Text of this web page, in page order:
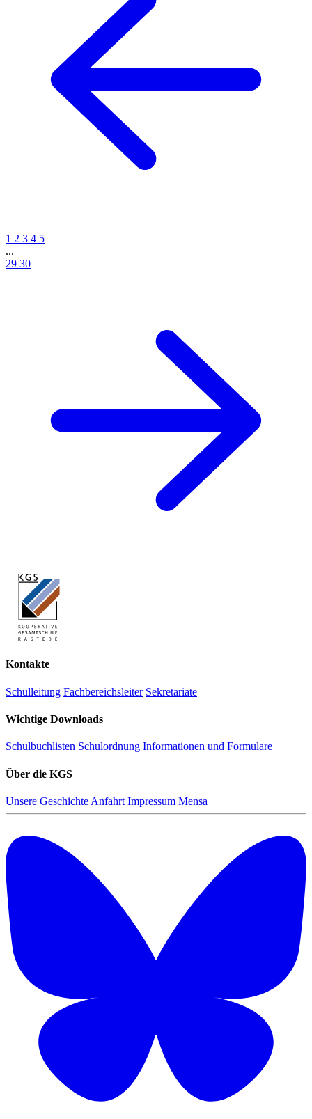
1 2 3 4 5
...
29 30
Kontakte
Schulleitung Fachbereichsleiter Sekretariate
Wichtige Downloads
Schulbuchlisten Schulordnung Informationen und Formulare
Über die KGS
Unsere Geschichte Anfahrt Impressum Mensa